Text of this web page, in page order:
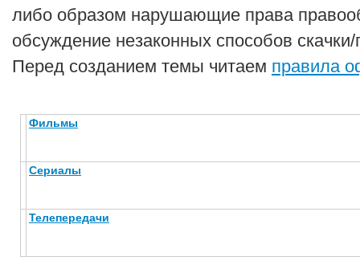
либо образом нарушающие права
обсуждение незаконных способов
Перед созданием темы читаем правила
Фильмы
Сериалы
Телепередачи